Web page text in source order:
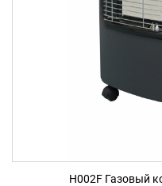
H002F Газовый